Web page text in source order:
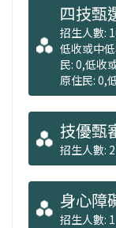
四技甄
招生人數:
低收或中
民: 0,低收
原住民: 0,
技優甄
招生人數: 2
身心障
招生人數: 1